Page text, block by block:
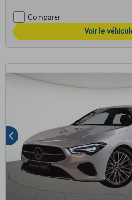
Comparer
Voir le